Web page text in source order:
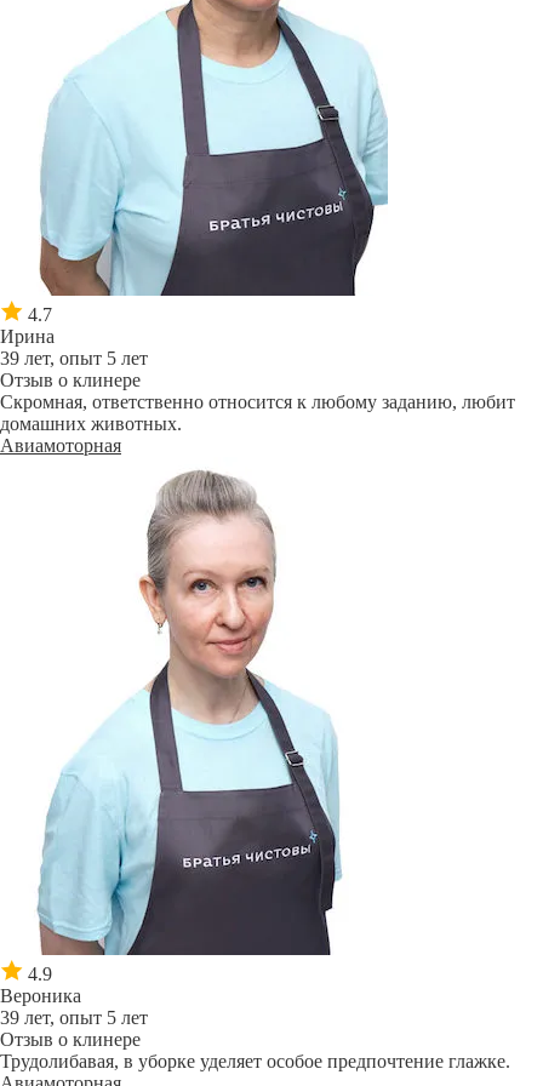
4.7
Ирина
39 лет, опыт 5 лет
Отзыв о клинере
Скромная, ответственно относится к любому заданию, любит
домашних животных.
Авиамоторная
4.9
Вероника
39 лет, опыт 5 лет
Отзыв о клинере
Трудолибавая, в уборке уделяет особое предпочтение глажке.